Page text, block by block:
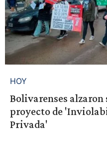
HOY
Bolivarenses alzaron
proyecto de
Privada'